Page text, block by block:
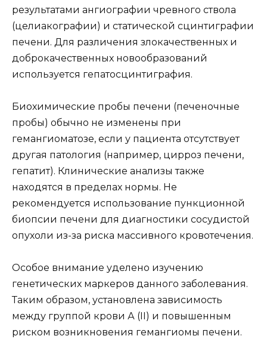
результатами ангиографии чревного ствола
(целиакографии) и статической сцинтиграфии
печени. Для различения злокачественных и
доброкачественных новообразований
используется гепатосцинтиграфия.
Биохимические пробы печени (печеночные
пробы) обычно не изменены при
гемангиоматозе, если у пациента отсутствует
другая патология (например, цирроз печени,
гепатит). Клинические анализы также
находятся в пределах нормы. Не
рекомендуется использование пункционной
биопсии печени для диагностики сосудистой
опухоли из-за риска массивного кровотечения.
Особое внимание уделено изучению
генетических маркеров данного заболевания.
Таким образом, установлена зависимость
между группой крови А (II) и повышенным
риском возникновения гемангиомы печени.